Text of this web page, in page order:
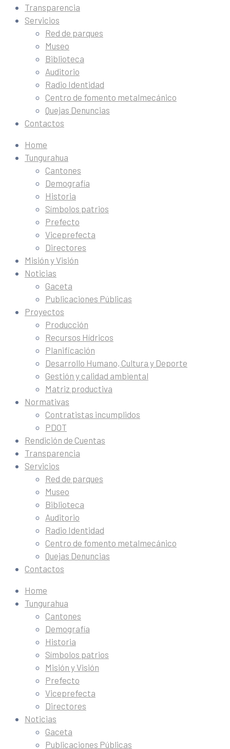
Transparencia
Servicios
Red de parques
Museo
Biblioteca
Auditorio
Radio Identidad
Centro de fomento metalmecánico
Quejas Denuncias
Contactos
Home
Tungurahua
Cantones
Demografía
Historia
Símbolos patrios
Prefecto
Viceprefecta
Directores
Misión y Visión
Noticias
Gaceta
Publicaciones Públicas
Proyectos
Producción
Recursos Hídricos
Planificación
Desarrollo Humano, Cultura y Deporte
Gestión y calidad ambiental
Matriz productiva
Normativas
Contratistas incumplidos
PDOT
Rendición de Cuentas
Transparencia
Servicios
Red de parques
Museo
Biblioteca
Auditorio
Radio Identidad
Centro de fomento metalmecánico
Quejas Denuncias
Contactos
Home
Tungurahua
Cantones
Demografía
Historia
Símbolos patrios
Misión y Visión
Prefecto
Viceprefecta
Directores
Noticias
Gaceta
Publicaciones Públicas